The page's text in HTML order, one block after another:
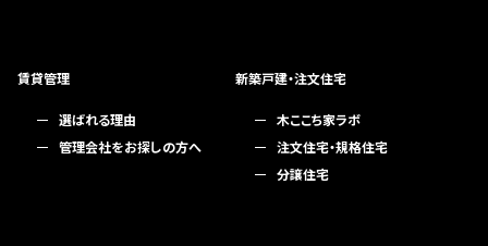
賃貸管理
選ばれる理由
管理会社をお探しの方へ
新築戸建・注文住宅
木ここち家ラボ
注文住宅・規格住宅
分譲住宅